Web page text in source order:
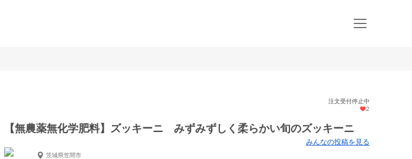
注文受付停止中
2
【無農薬無化学肥料】ズッキーニ みずみずしく柔らかい旬のズッキーニ
みんなの投稿を見る
茨城県笠間市